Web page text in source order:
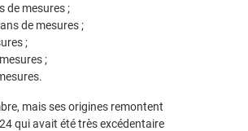
de mesures ;
de mesures ;
;
;
mais ses origines remontent
qui avait été très excédentaire